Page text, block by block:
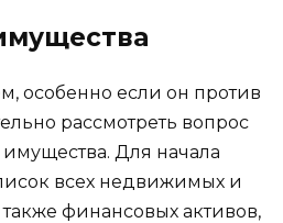
особенно если он против
рассмотреть вопрос
Для начала
всех недвижимых и
финансовых активов,